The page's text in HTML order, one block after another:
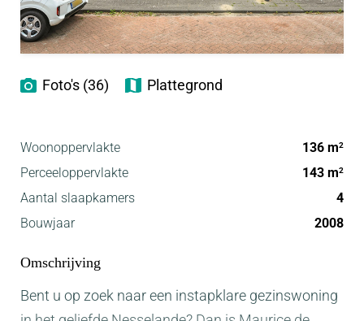
Foto's (36) Plattegrond
Woonoppervlakte 136 m2
Perceeloppervlakte 143 m2
Aantal slaapkamers
4
Bouwjaar
2008
Omschrijving
Bent u op zoek naar een instapklare gezinswoning